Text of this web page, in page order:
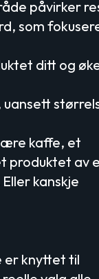
påvirker
som
ditt og
kaffe, et
produktet av
kanskje
er knyttet til